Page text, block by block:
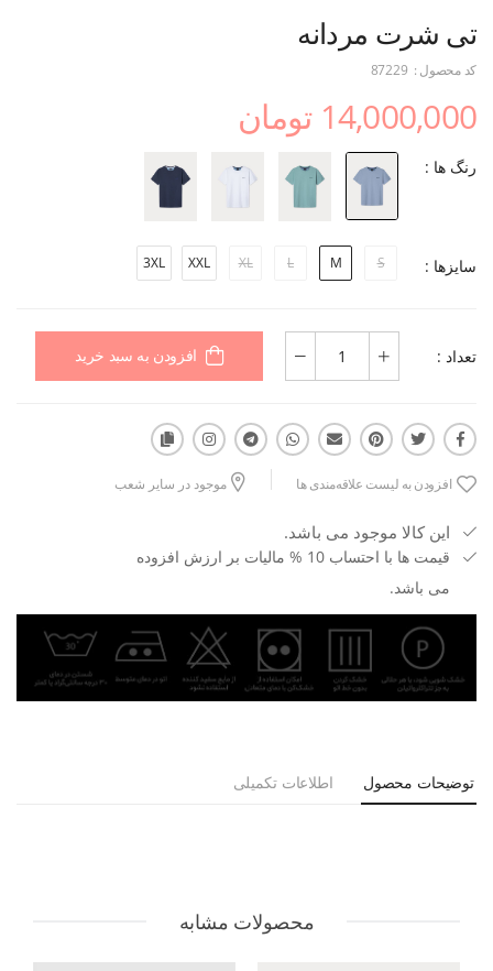
تی شرت مردانه
کد محصول : 87229
14,000,000 تومان
رنگ ها :
سایزها : S
M
L
XL
XXL
3XL
تعداد : افزودن به سبد خرید
افزودن به لیست علاقه‌مندی ها موجود در سایر شعب
این کالا موجود می باشد.
قیمت ها با احتساب 10 % مالیات بر ارزش افزوده
می باشد.
توضیحات محصول اطلاعات تکمیلی
محصولات مشابه